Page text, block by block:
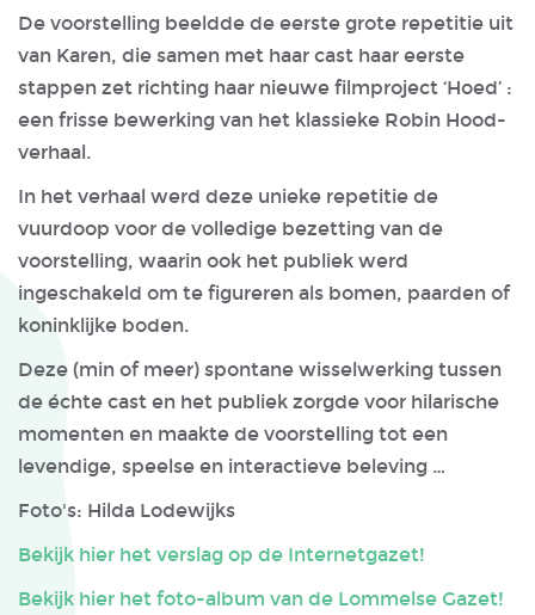
De voorstelling beeldde de eerste grote repetitie uit
van Karen, die samen met haar cast haar eerste
stappen zet richting haar nieuwe filmproject ‘Hoed’ :
een frisse bewerking van het klassieke Robin Hood-
verhaal.
In het verhaal werd deze unieke repetitie de
vuurdoop voor de volledige bezetting van de
voorstelling, waarin ook het publiek werd
ingeschakeld om te figureren als bomen, paarden of
koninklijke boden.
Deze (min of meer) spontane wisselwerking tussen
de échte cast en het publiek zorgde voor hilarische
momenten en maakte de voorstelling tot een
levendige, speelse en interactieve beleving …
Foto's: Hilda Lodewijks
Bekijk hier het verslag op de Internetgazet!
Bekijk hier het foto-album van de Lommelse Gazet!